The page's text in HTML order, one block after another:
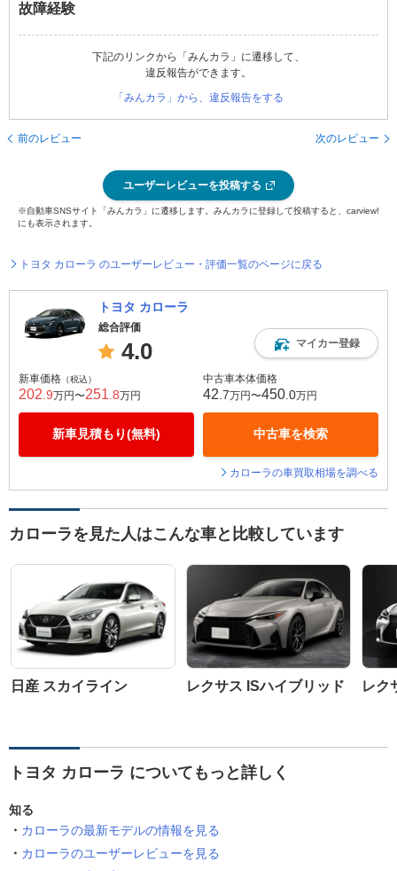
故障経験
下記のリンクから「みんカラ」に遷移して、
違反報告ができます。
「みんカラ」から、違反報告をする
前のレビュー 次のレビュー
ユーザーレビューを投稿する
※自動車SNSサイト「みんカラ」に遷移します。みんカラに登録して投稿すると、carview!
にも表示されます。
トヨタ カローラ のユーザーレビュー・評価一覧のページに戻る
トヨタ カローラ
総合評価
4.0 マイカー登録
新車価格 （税込）
202 .9万円〜251 .8万円
新車見積もり(無料)
中古車本体価格
42 .7万円〜450 .0万円
中古車を検索
カローラの車買取相場を調べる
カローラを見た人はこんな車と比較しています
日産 スカイライン レクサス ISハイブリッド レク
トヨタ カローラ についてもっと詳しく
知る
カローラの最新モデルの情報を見る
カローラのユーザーレビューを見る